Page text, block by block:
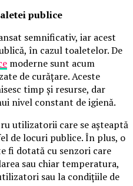
publice
semnificativ, iar acest
în cazul toaletelor. De
moderne sunt acum
de curățare. Aceste
timp și resurse, dar
nivel constant de igienă.
utilizatorii care se așteaptă
de locuri publice. În plus, o
fi dotată cu senzori care
sau chiar temperatura,
sau la condițiile de